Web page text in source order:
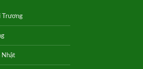
Trương
Nhật